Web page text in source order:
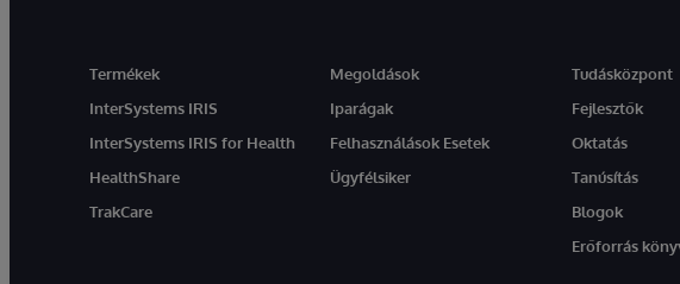
Termékek
InterSystems IRIS
InterSystems IRIS for Health
HealthShare
TrakCare
Megoldások
Iparágak
Felhasználások Esetek
Ügyfélsiker
Tudásközpont
Fejlesztők
Oktatás
Tanúsítás
Blogok
Erőforrás